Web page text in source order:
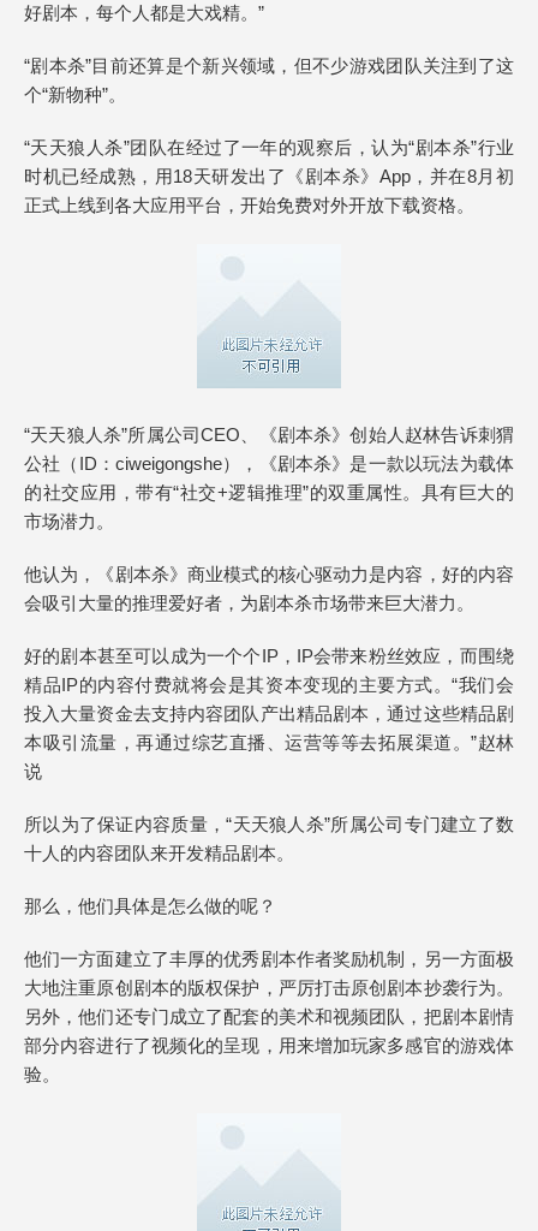
好剧本，每个人都是大戏精。”
“剧本杀”目前还算是个新兴领域，但不少游戏团队关注到了这
个“新物种”。
“天天狼人杀”团队在经过了一年的观察后，认为“剧本杀”行业
时机已经成熟，用18天研发出了《剧本杀》App，并在8月初
正式上线到各大应用平台，开始免费对外开放下载资格。
“天天狼人杀”所属公司CEO、《剧本杀》创始人赵林告诉刺猬
公社（ID：ciweigongshe），《剧本杀》是一款以玩法为载体
的社交应用，带有“社交+逻辑推理”的双重属性。具有巨大的
市场潜力。
他认为，《剧本杀》商业模式的核心驱动力是内容，好的内容
会吸引大量的推理爱好者，为剧本杀市场带来巨大潜力。
好的剧本甚至可以成为一个个IP，IP会带来粉丝效应，而围绕
精品IP的内容付费就将会是其资本变现的主要方式。“我们会
投入大量资金去支持内容团队产出精品剧本，通过这些精品剧
本吸引流量，再通过综艺直播、运营等等去拓展渠道。”赵林
说
所以为了保证内容质量，“天天狼人杀”所属公司专门建立了数
十人的内容团队来开发精品剧本。
那么，他们具体是怎么做的呢？
他们一方面建立了丰厚的优秀剧本作者奖励机制，另一方面极
大地注重原创剧本的版权保护，严厉打击原创剧本抄袭行为。
另外，他们还专门成立了配套的美术和视频团队，把剧本剧情
部分内容进行了视频化的呈现，用来增加玩家多感官的游戏体
验。